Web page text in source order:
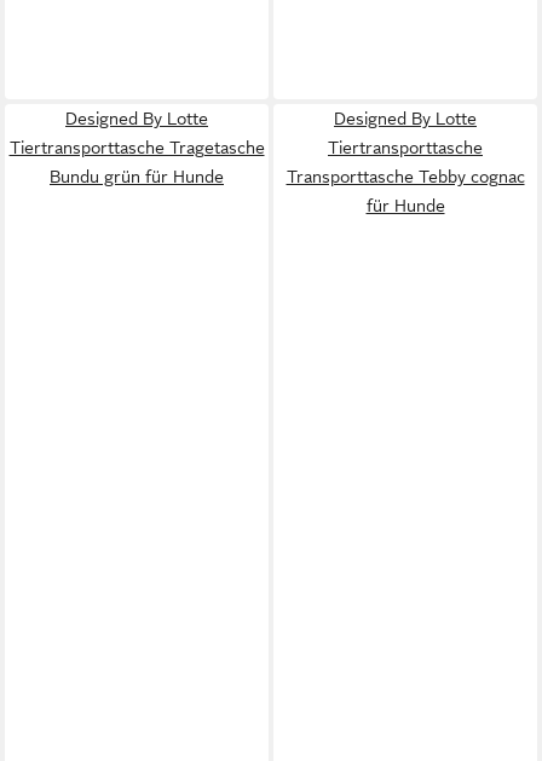
Designed By Lotte
Tiertransporttasche Tragetasche
Bundu grün für Hunde
Designed By Lotte
Tiertransporttasche
Transporttasche Tebby cognac
für Hunde